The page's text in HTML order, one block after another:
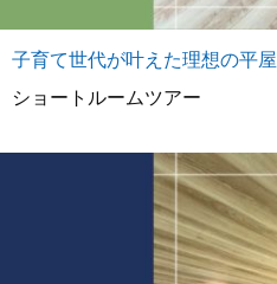
子育て世代が叶えた理想の平屋
ショートルームツアー